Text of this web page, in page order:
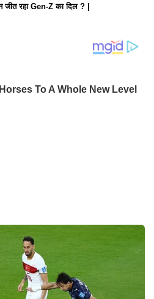
जीत रहा Gen-Z का दिल ? |